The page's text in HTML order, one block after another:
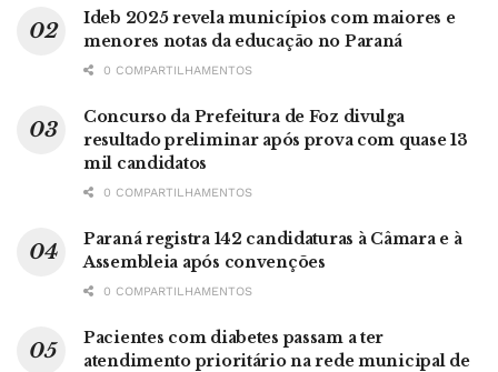
Ideb 2025 revela municípios com maiores e
menores notas da educação no Paraná
0 COMPARTILHAMENTOS
Concurso da Prefeitura de Foz divulga
resultado preliminar após prova com quase 13
mil candidatos
0 COMPARTILHAMENTOS
Paraná registra 142 candidaturas à Câmara e à
Assembleia após convenções
0 COMPARTILHAMENTOS
Pacientes com diabetes passam a ter
atendimento prioritário na rede municipal de